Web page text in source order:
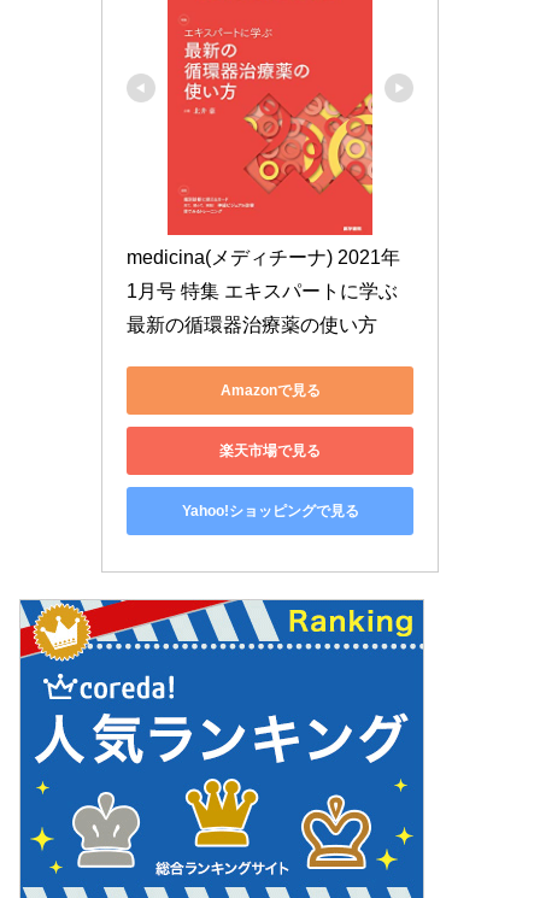
medicina(メディチーナ) 2021年
1月号 特集 エキスパートに学ぶ
最新の循環器治療薬の使い方
Amazonで見る
楽天市場で見る
Yahoo!ショッピングで見る